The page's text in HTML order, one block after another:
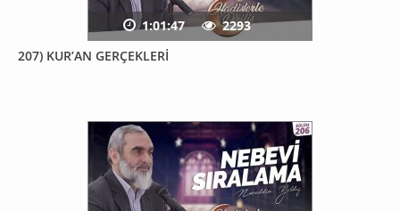
207) KUR’AN GERÇEKLERİ
1:01:47 2293